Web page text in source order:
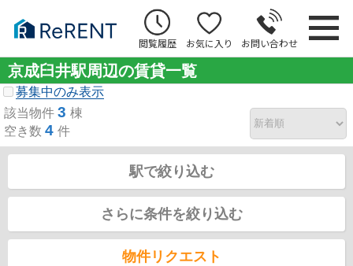
閲覧履歴 お気に入り お問い合わせ
京成臼井駅周辺の賃貸一覧
募集中のみ表示
該当物件 3 棟
空き数 4 件
駅で絞り込む
さらに条件を絞り込む
物件リクエスト